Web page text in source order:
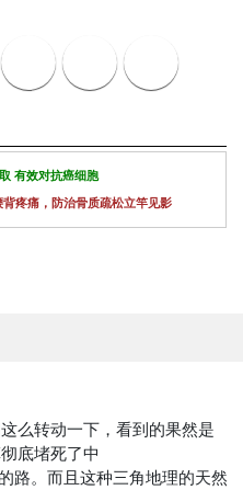
有效对抗癌细胞
疼痛，防治骨质疏松立竿见影
么转动一下，看到的果然是
底堵死了中
路。而且这种三角地理的天然